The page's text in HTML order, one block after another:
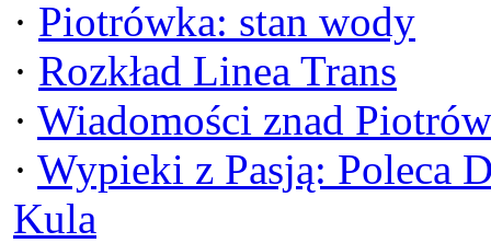
· Piotrówka: stan wody
· Rozkład Linea Trans
· Wiadomości znad
· Wypieki z Pasją: Poleca
Kula